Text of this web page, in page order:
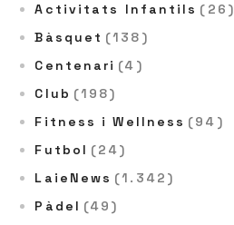
Activitats Infantils (26)
Bàsquet (138)
Centenari (4)
Club (198)
Fitness i Wellness (94)
Futbol (24)
LaieNews (1.342)
Pàdel (49)